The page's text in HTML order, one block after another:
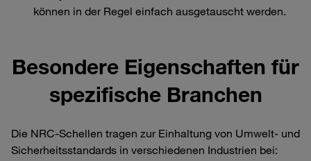
können in der Regel einfach ausgetauscht werden.
Besondere Eigenschaften für
spezifische Branchen
Die NRC-Schellen tragen zur Einhaltung von Umwelt- und
Sicherheitsstandards in verschiedenen Industrien bei: